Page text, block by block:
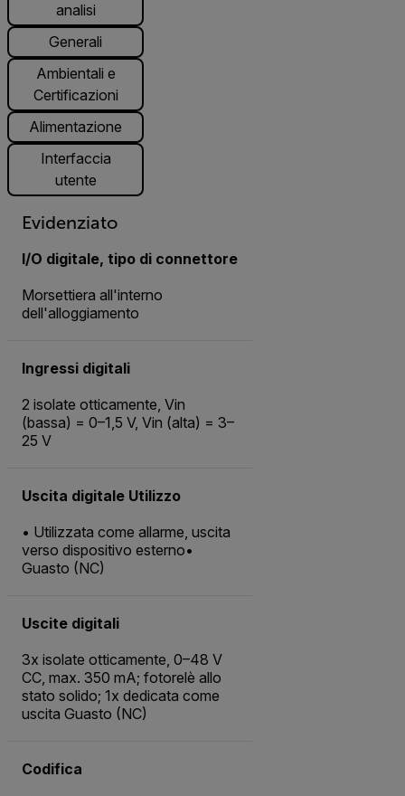
analisi
Generali
Ambientali e
Certificazioni
Alimentazione
Interfaccia
utente
Evidenziato
I/O digitale, tipo di connettore
Morsettiera all'interno
dell'alloggiamento
Ingressi digitali
2 isolate otticamente, Vin
(bassa) = 0–1,5 V, Vin (alta) = 3–
25 V
Uscita digitale Utilizzo
• Utilizzata come allarme, uscita
verso dispositivo esterno•
Guasto (NC)
Uscite digitali
3x isolate otticamente, 0–48 V
CC, max. 350 mA; fotorelè allo
stato solido; 1x dedicata come
uscita Guasto (NC)
Codifica